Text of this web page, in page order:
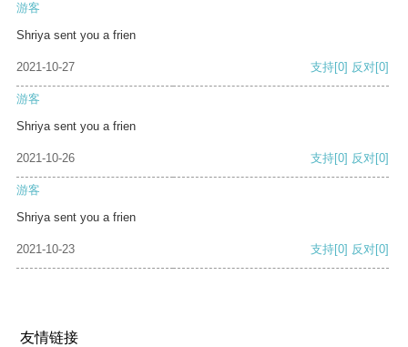
游客
Shriya sent you a frien
2021-10-27 支持[0] 反对[0]
游客
Shriya sent you a frien
2021-10-26 支持[0] 反对[0]
游客
Shriya sent you a frien
2021-10-23 支持[0] 反对[0]
友情链接